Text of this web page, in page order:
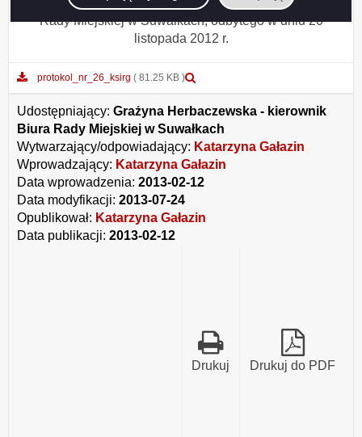
posiedzenia Komisji Strategii i Rozwoju Gospodarczego
Rady Miejskiej w Suwałkach, odbytego w dniu 20
listopada 2012 r.
protokol_nr_26_ksirg ( 81.25 KB )
załącznika
protokol_nr_26_ksirg
Udostępniający: Grażyna Herbaczewska - kierownik
Biura Rady Miejskiej w Suwałkach
Wytwarzający/odpowiadający: Katarzyna Gałazin
Wprowadzający: Katarzyna Gałazin
Data wprowadzenia: 2013-02-12
Data modyfikacji: 2013-07-24
Opublikował: Katarzyna Gałazin
Data publikacji: 2013-02-12
Drukuj do PDF
Drukuj